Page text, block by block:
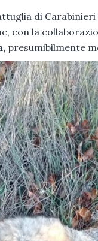
di
con la
presumibilmente